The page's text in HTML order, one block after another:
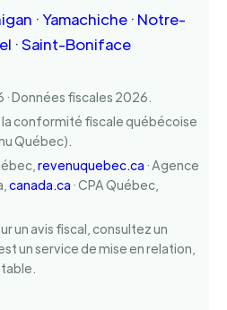
·Yamachiche · Notre-
·Saint-Boniface
· Données fiscales 2026.
conformité fiscale québécoise
Québec).
revenuquebec.ca · Agence
canada.ca · CPA Québec,
un avis fiscal, consultez un
un service de mise en relation,